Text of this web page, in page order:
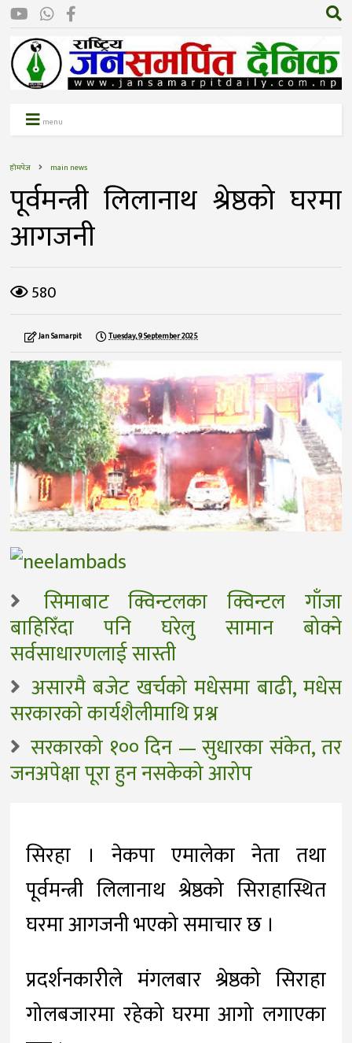
menu
होमपेज main news
पूर्वमन्त्री लिलानाथ श्रेष्ठको घरमा
आगजनी
580
Jan Samarpit Tuesday, 9 September 2025
सिमाबाट क्विन्टलका क्विन्टल गाँजा
बाहिरिँदा पनि घरेलु सामान बोक्ने
सर्वसाधारणलाई सास्ती
असारमै बजेट खर्चको मधेसमा बाढी, मधेस
सरकारको कार्यशैलीमाथि प्रश्न
सरकारको १०० दिन — सुधारका संकेत, तर
जनअपेक्षा पूरा हुन नसकेको आरोप
सिरहा । नेकपा एमालेका नेता तथा
पूर्वमन्त्री लिलानाथ श्रेष्ठको सिराहास्थित
घरमा आगजनी भएको समाचार छ ।
प्रदर्शनकारीले मंगलबार श्रेष्ठको सिराहा
गोलबजारमा रहेको घरमा आगो लगाएका